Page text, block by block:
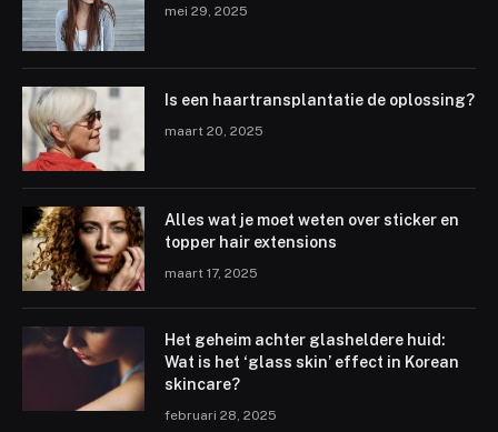
mei 29, 2025
Is een haartransplantatie de oplossing?
maart 20, 2025
Alles wat je moet weten over sticker en
topper hair extensions
maart 17, 2025
Het geheim achter glasheldere huid:
Wat is het ‘glass skin’ effect in Korean
skincare?
februari 28, 2025